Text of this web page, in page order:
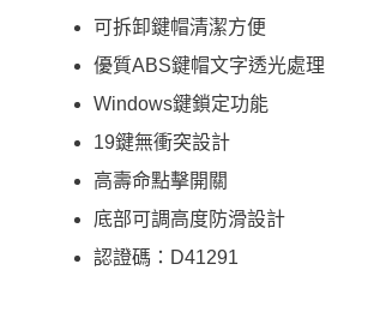
可拆卸鍵帽清潔方便
優質ABS鍵帽文字透光處理
Windows鍵鎖定功能
19鍵無衝突設計
高壽命點擊開關
底部可調高度防滑設計
認證碼：D41291